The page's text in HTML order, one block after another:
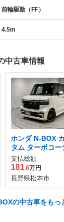
前輪駆動（FF）
4.5m
中古車情報
ホンダ N-BOX
タム ターボコー
ネートスタイル(
支払総額
181.6万円
長野県松本市
の中古車をもっ